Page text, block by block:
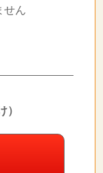
せん
）